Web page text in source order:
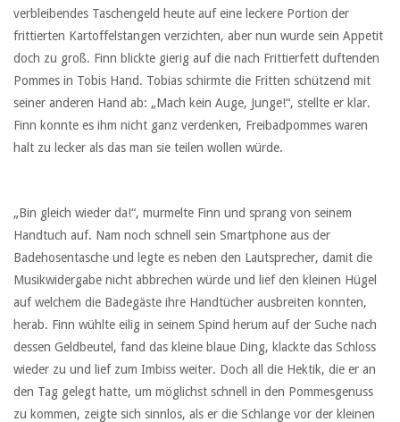
verbleibendes Taschengeld heute auf eine leckere Portion der
frittierten Kartoffelstangen verzichten, aber nun wurde sein Appetit
doch zu groß. Finn blickte gierig auf die nach Frittierfett duftenden
Pommes in Tobis Hand. Tobias schirmte die Fritten schützend mit
seiner anderen Hand ab: „Mach kein Auge, Junge!“, stellte er klar.
Finn konnte es ihm nicht ganz verdenken, Freibadpommes waren
halt zu lecker als das man sie teilen wollen würde.
„Bin gleich wieder da!“, murmelte Finn und sprang von seinem
Handtuch auf. Nam noch schnell sein Smartphone aus der
Badehosentasche und legte es neben den Lautsprecher, damit die
Musikwidergabe nicht abbrechen würde und lief den kleinen Hügel
auf welchem die Badegäste ihre Handtücher ausbreiten konnten,
herab. Finn wühlte eilig in seinem Spind herum auf der Suche nach
dessen Geldbeutel, fand das kleine blaue Ding, klackte das Schloss
wieder zu und lief zum Imbiss weiter. Doch all die Hektik, die er an
den Tag gelegt hatte, um möglichst schnell in den Pommesgenuss
zu kommen, zeigte sich sinnlos, als er die Schlange vor der kleinen